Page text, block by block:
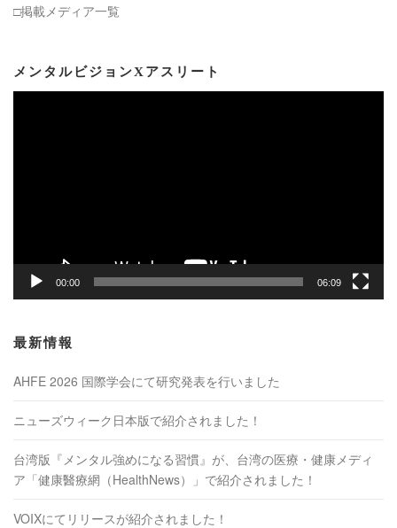
□掲載メディア一覧
メンタルビジョンXアスリート
00:00 06:09
最新情報
AHFE 2026 国際学会にて研究発表を行いました
ニューズウィーク日本版で紹介されました！
台湾版『メンタル強めになる習慣』が、台湾の医療・健康メディ
ア「健康醫療網（HealthNews）」で紹介されました！
VOIXにてリリースが紹介されました！